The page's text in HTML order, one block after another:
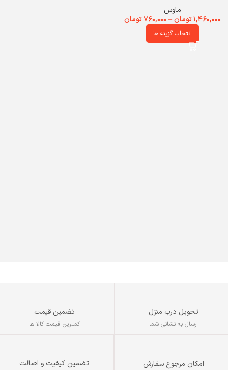
ماوس
۱,۴۶۰,۰۰۰تومان – ۷۶۰,۰۰۰تومان
انتخاب گزینه ها
تحویل درب منزل
ارسال به نشانی شما
تضمین قیمت
کمترین قیمت کالا ها
امکان مرجوع سفارش تضمین کیفیت و اصالت